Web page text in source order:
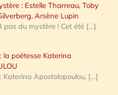
: Estelle Tharreau, Toby
Arsène Lupin
pas du mystère ! Cet été […]
la poétesse Katerina
Katerina Apostolopoulou, […]